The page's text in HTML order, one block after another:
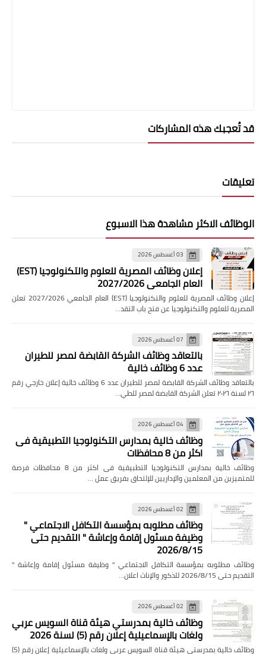
قد تُعجبك هذه المشاركات
تعليقات
الوظائف الاكثر مشاهدة هذا الاسبوع
03 أغسطس 2026
إعلان وظائف المصرية للعلوم والتكنولوجيا (EST)
العام الجامعي 2027/2026
إعلان وظائف المصرية للعلوم والتكنولوجيا (EST) العام الجامعي 2027/2026 تعلن
المصرية للعلوم والتكنولوجيا عن فتح باب التقد…
07 أغسطس 2026
بالتعاقد وظائف الشركة القابضة لمصر للطيران
عدد 6 وظائف خالية
بالتعاقد وظائف الشركة القابضة لمصر للطيران عدد 6 وظائف خالية إعلان خارجي رقم
٢٦ لسنة ٢٠٢٦ تعلن الشركة القابضة لمصر للطي…
04 أغسطس 2026
وظائف خالية بمدارس التكنولوجيا التطبيقية فى
اكثر من 8 محافظات
وظائف خالية بمدارس التكنولوجيا التطبيقية فى اكثر من 8 محافظات فرصة
للمتميزين من المعلمين والإداريين للإلتحاق بفريق عمل …
02 أغسطس 2026
وظائف مطلوبه بمؤسسة التكافل الاجتماعي "
وظيفة مسئول إقامة وإعاشة " التقديم حتى
2026/8/15
وظائف مطلوبه بمؤسسة التكافل الاجتماعي " وظيفة مسئول إقامة وإعاشة "
التقديم حتى 2026/8/15 للذكور والإناث اعلان…
02 أغسطس 2026
وظائف خالية بمدرستي هيئة قناة السويس عربي
ولغات بالإسماعيلية إعلان رقم (5) لسنة 2026
وظائف خالية بمدرستي هيئة قناة السويس عربي ولغات بالإسماعيلية إعلان رقم (5)